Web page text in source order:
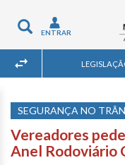
Toggle
navigation
ENTRAR
SEGURANÇA NO
Vereadores
Anel Rodoviário